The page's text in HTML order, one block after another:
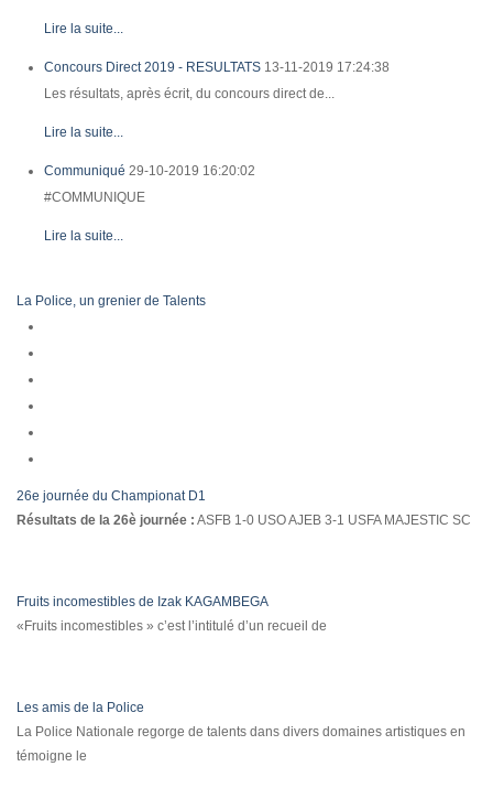
Lire la suite...
Concours Direct 2019 - RESULTATS 13-11-2019 17:24:38
Les résultats, après écrit, du concours direct de...
Lire la suite...
Communiqué 29-10-2019 16:20:02
#COMMUNIQUE
Lire la suite...
La Police, un grenier de Talents
26e journée du Championat D1
Résultats de la 26è journée : ASFB 1-0 USO AJEB 3-1 USFA MAJESTIC SC
Fruits incomestibles de Izak KAGAMBEGA
«Fruits incomestibles » c’est l’intitulé d’un recueil de
Les amis de la Police
La Police Nationale regorge de talents dans divers domaines artistiques en
témoigne le